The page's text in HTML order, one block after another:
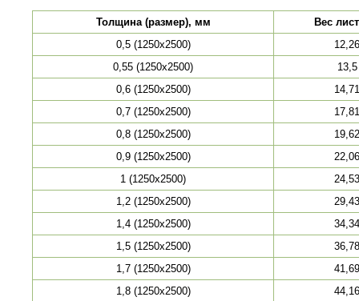
Толщина (размер), мм
Вес
0,5 (1250х2500)
12,26
0,55 (1250х2500)
13,5
0,6 (1250х2500)
14,71
0,7 (1250х2500)
17,81
0,8 (1250х2500)
19,62
0,9 (1250х2500)
22,06
1 (1250х2500)
24,53
1,2 (1250х2500)
29,43
1,4 (1250х2500)
34,34
1,5 (1250х2500)
36,78
1,7 (1250х2500)
41,69
1,8 (1250х2500)
44,16